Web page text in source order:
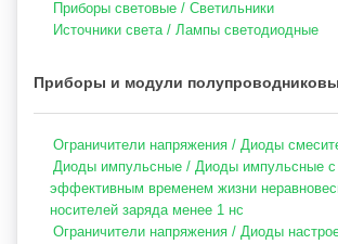
Приборы световые / Светильники
Источники света / Лампы светодиодные
Приборы и модули
Ограничители напряжения / Диоды
Диоды импульсные / Диоды импульсные с
эффективным временем жизни
носителей заряда менее 1 нс
Ограничители напряжения / Диоды